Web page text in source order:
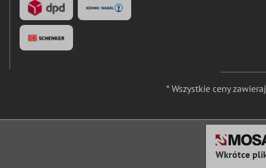
* Wszystkie ceny
Wkrótce